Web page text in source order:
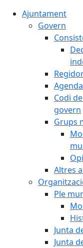
Ajuntament
Govern
Codi
govern
Grups
Altres
Ple
Junta
Junta